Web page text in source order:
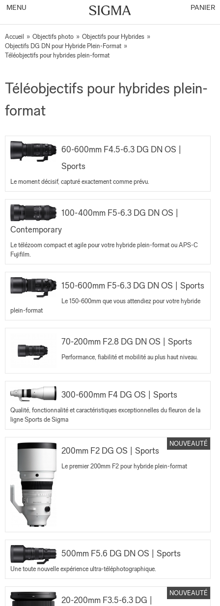
MENU PANIER
Accueil » Objectifs photo » Objectifs pour Hybrides »
Objectifs DG DN pour Hybride Plein-Format »
Téléobjectifs pour hybrides plein-format
Téléobjectifs pour hybrides plein-
format
60-600mm F4.5-6.3 DG DN OS |
Sports
Le moment décisif, capturé exactement comme prévu.
100-400mm F5-6.3 DG DN OS |
Contemporary
Le télézoom compact et agile pour votre hybride plein-format ou APS-C
Fujifilm.
150-600mm F5-6.3 DG DN OS | Sports
Le 150-600mm que vous attendiez pour votre hybride
plein-format
70-200mm F2.8 DG DN OS | Sports
Performance, fiabilité et mobilité au plus haut niveau.
300-600mm F4 DG OS | Sports
Qualité, fonctionnalité et caractéristiques exceptionnelles du fleuron de la
ligne Sports de Sigma
200mm F2 DG OS | Sports
Le premier 200mm F2 pour hybride plein-format
NOUVEAUTÉ
500mm F5.6 DG DN OS | Sports
Une toute nouvelle expérience ultra-téléphotographique.
20-200mm F3.5-6.3 DG |
NOUVEAUTÉ